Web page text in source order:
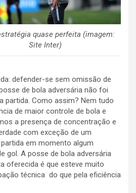
quase perfeita (imagem:
Site Inter)
defender-se sem omissão de
de bola adversária não foi
partida. Como assim? Nem tudo
de maior controle de bola e
a presença de concentração e
com exceção de um
em momento algum
gol. A posse de bola adversária
oferecida é que esteve muito
técnica do que pela eficiência